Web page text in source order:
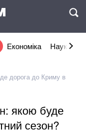
Економіка Наука та
дорога до Криму в
якою буде
сезон?